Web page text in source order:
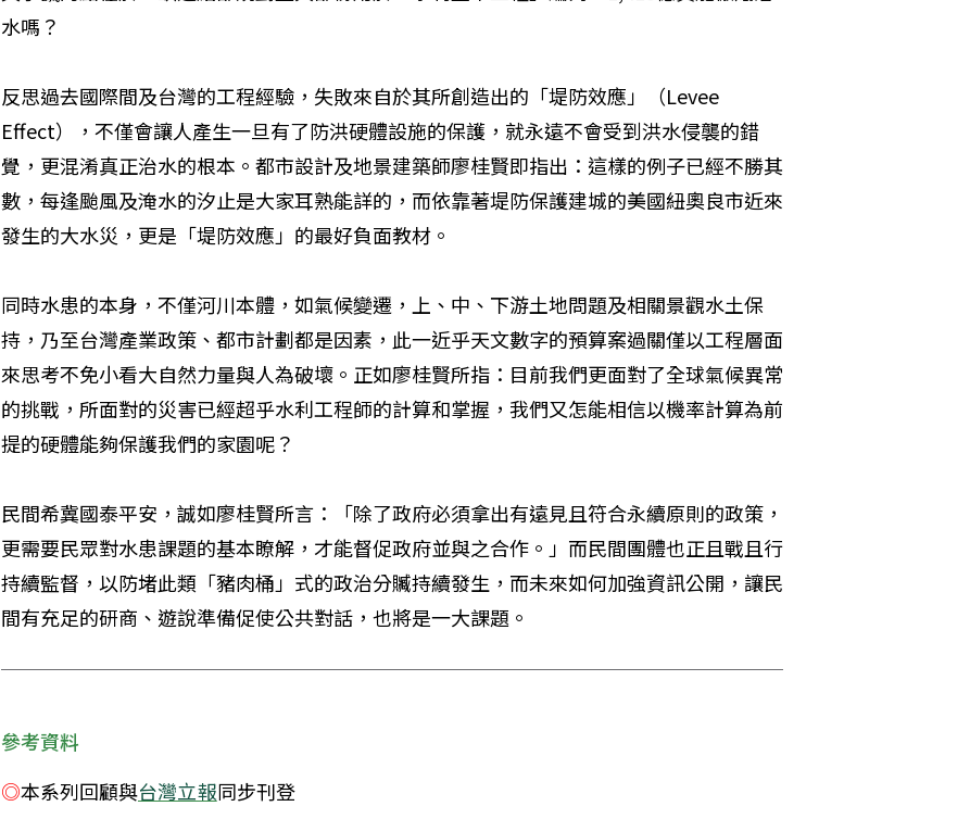
水嗎？
反思過去國際間及台灣的工程經驗，失敗來自於其所創造出的「堤防效應」（Levee
Effect），不僅會讓人產生一旦有了防洪硬體設施的保護，就永遠不會受到洪水侵襲的錯
覺，更混淆真正治水的根本。都市設計及地景建築師廖桂賢即指出：這樣的例子已經不勝其
數，每逢颱風及淹水的汐止是大家耳熟能詳的，而依靠著堤防保護建城的美國紐奧良市近來
發生的大水災，更是「堤防效應」的最好負面教材。
同時水患的本身，不僅河川本體，如氣候變遷，上、中、下游土地問題及相關景觀水土保
持，乃至台灣產業政策、都市計劃都是因素，此一近乎天文數字的預算案過關僅以工程層面
來思考不免小看大自然力量與人為破壞。正如廖桂賢所指：目前我們更面對了全球氣候異常
的挑戰，所面對的災害已經超乎水利工程師的計算和掌握，我們又怎能相信以機率計算為前
提的硬體能夠保護我們的家園呢？
民間希冀國泰平安，誠如廖桂賢所言：「除了政府必須拿出有遠見且符合永續原則的政策，
更需要民眾對水患課題的基本瞭解，才能督促政府並與之合作。」而民間團體也正且戰且行
持續監督，以防堵此類「豬肉桶」式的政治分贓持續發生，而未來如何加強資訊公開，讓民
間有充足的研商、遊說準備促使公共對話，也將是一大課題。
參考資料
◎本系列回顧與台灣立報同步刊登